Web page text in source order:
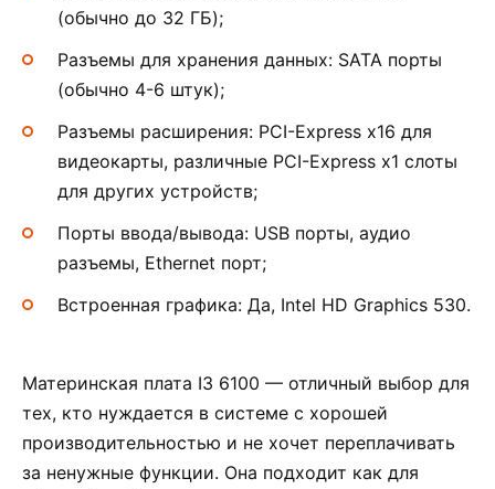
(обычно до 32 ГБ);
Разъемы для хранения данных: SATA порты
(обычно 4-6 штук);
Разъемы расширения: PCI-Express x16 для
видеокарты, различные PCI-Express x1 слоты
для других устройств;
Порты ввода/вывода: USB порты, аудио
разъемы, Ethernet порт;
Встроенная графика: Да, Intel HD Graphics 530.
Материнская плата I3 6100 — отличный выбор для
тех, кто нуждается в системе с хорошей
производительностью и не хочет переплачивать
за ненужные функции. Она подходит как для